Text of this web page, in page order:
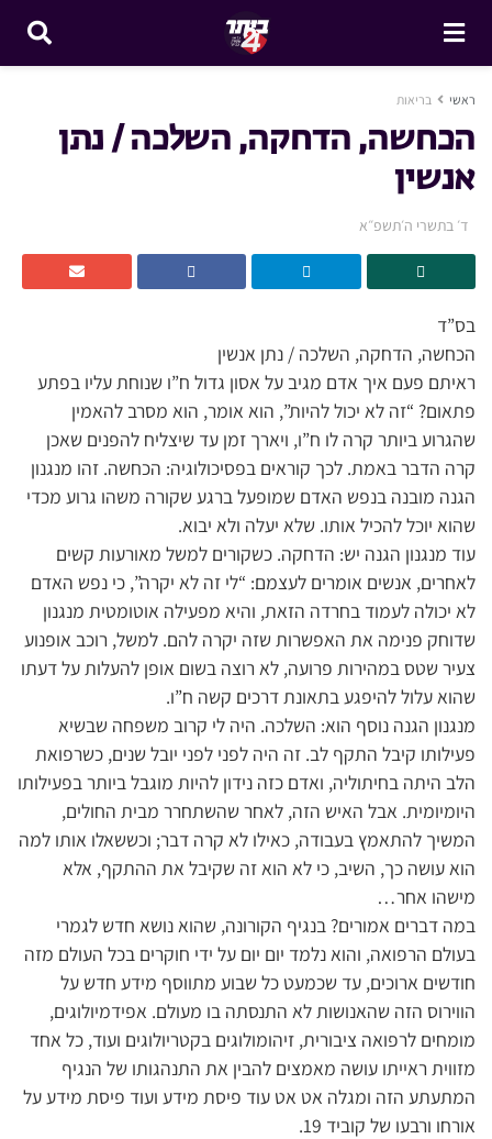
ראשי בריאות
הכחשה, הדחקה, השלכה / נתן
אנשין
ד׳ בתשרי ה׳תשפ״א
בס”ד
הכחשה, הדחקה, השלכה / נתן אנשין
ראיתם פעם איך אדם מגיב על אסון גדול ח”ו שנוחת עליו בפתע
פתאום? “זה לא יכול להיות”, הוא אומר, הוא מסרב להאמין
שהגרוע ביותר קרה לו ח”ו, ויארך זמן עד שיצליח להפנים שאכן
קרה הדבר באמת. לכך קוראים בפסיכולוגיה: הכחשה. זהו מנגנון
הגנה מובנה בנפש האדם שמופעל ברגע שקורה משהו גרוע מכדי
שהוא יוכל להכיל אותו. שלא יעלה ולא יבוא.
עוד מנגנון הגנה יש: הדחקה. כשקורים למשל מאורעות קשים
לאחרים, אנשים אומרים לעצמם: “לי זה לא יקרה”, כי נפש האדם
לא יכולה לעמוד בחרדה הזאת, והיא מפעילה אוטומטית מנגנון
שדוחק פנימה את האפשרות שזה יקרה להם. למשל, רוכב אופנוע
צעיר שטס במהירות פרועה, לא רוצה בשום אופן להעלות על דעתו
שהוא עלול להיפגע בתאונת דרכים קשה ח”ו.
מנגנון הגנה נוסף הוא: השלכה. היה לי קרוב משפחה שבשיא
פעילותו קיבל התקף לב. זה היה לפני לפני יובל שנים, כשרפואת
הלב היתה בחיתוליה, ואדם כזה נידון להיות מוגבל ביותר בפעילותו
היומיומית. אבל האיש הזה, לאחר שהשתחרר מבית החולים,
המשיך להתאמץ בעבודה, כאילו לא קרה דבר; וכששאלו אותו למה
הוא עושה כך, השיב, כי לא הוא זה שקיבל את ההתקף, אלא
מישהו אחר…
במה דברים אמורים? בנגיף הקורונה, שהוא נושא חדש לגמרי
בעולם הרפואה, והוא נלמד יום יום על ידי חוקרים בכל העולם מזה
חודשים ארוכים, עד שכמעט כל שבוע מתווסף מידע חדש על
הווירוס הזה שהאנושות לא התנסתה בו מעולם. אפידמיולוגים,
מומחים לרפואה ציבורית, זיהומולוגים בקטריולוגים ועוד, כל אחד
מזווית ראייתו עושה מאמצים להבין את התנהגותו של הנגיף
המתעתע הזה ומגלה אט אט עוד פיסת מידע ועוד פיסת מידע על
אורחו ורבעו של קוביד 19.